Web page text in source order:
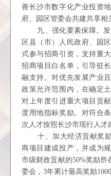
善长沙市数字化产业投资
府、园区管委会共建共享相
九、强化要素保障。
区县（市）人民政府、园
式参与招商引资，支持重
招商项目白名单，引导驻
融支持。对优先发展产业
政策允许范围内，在确定
对上年度引进重大项目贡
度用地指标奖励。对符合
次人才按照长沙市现行人才
十、加大经济贡献奖
商项目建成投产，并成为
市级财政贡献的50%奖励所
委会，3年累计最高奖励1000